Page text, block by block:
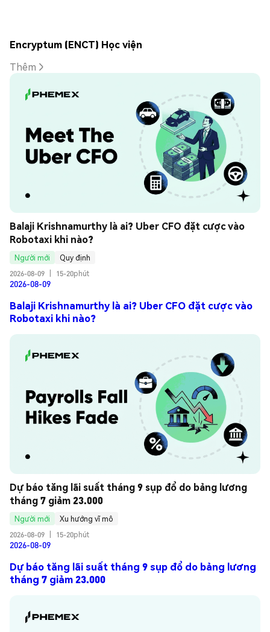
Encryptum (ENCT) Học viện
Thêm
Balaji Krishnamurthy là ai? Uber CFO đặt cược vào
Robotaxi khi nào?
Người mới
Quy định
2026-08-09
15-20phút
2026-08-09
Balaji Krishnamurthy là ai? Uber CFO đặt cược vào
Robotaxi khi nào?
Dự báo tăng lãi suất tháng 9 sụp đổ do bảng lương
tháng 7 giảm 23.000
Người mới
Xu hướng vĩ mô
2026-08-09
15-20phút
2026-08-09
Dự báo tăng lãi suất tháng 9 sụp đổ do bảng lương
tháng 7 giảm 23.000